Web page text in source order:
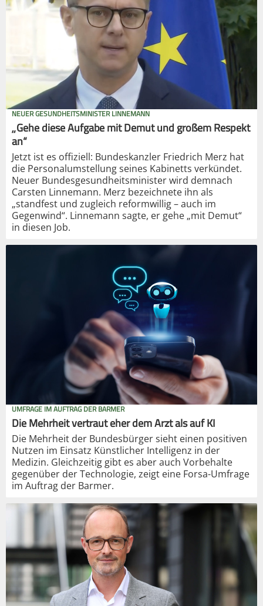
NEUER GESUNDHEITSMINISTER LINNEMANN
„Gehe diese Aufgabe mit Demut und großem Respekt
an“
Jetzt ist es offiziell: Bundeskanzler Friedrich Merz hat
die Personalumstellung seines Kabinetts verkündet.
Neuer Bundesgesundheitsminister wird demnach
Carsten Linnemann. Merz bezeichnete ihn als
„standfest und zugleich reformwillig – auch im
Gegenwind“. Linnemann sagte, er gehe „mit Demut“
in diesen Job.
UMFRAGE IM AUFTRAG DER BARMER
Die Mehrheit vertraut eher dem Arzt als auf KI
Die Mehrheit der Bundesbürger sieht einen positiven
Nutzen im Einsatz Künstlicher Intelligenz in der
Medizin. Gleichzeitig gibt es aber auch Vorbehalte
gegenüber der Technologie, zeigt eine Forsa-Umfrage
im Auftrag der Barmer.